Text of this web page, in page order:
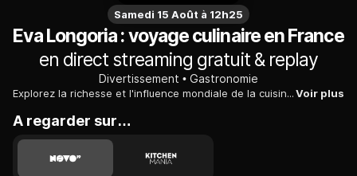
Samedi 15 Août à 12h25
Eva Longoria : voyage culinaire en France
en direct streaming gratuit & replay
Divertissement Gastronomie
Explorez la richesse et l'influence mondiale de la cuisine française aux côtés d'Eva Longoria. Parcourez les régions, de Paris à l'Alsace, à la découverte des traditions et spécialités emblématiques, et partez à la rencontre de grands chefs étoilés et de talents de la jeune scène gastronomique.Voir plus
A regarder sur…